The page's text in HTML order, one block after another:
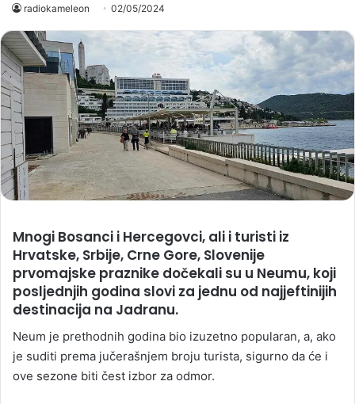
radiokameleon 02/05/2024
Mnogi Bosanci i Hercegovci, ali i turisti iz
Hrvatske, Srbije, Crne Gore, Slovenije
prvomajske praznike dočekali su u Neumu, koji
posljednjih godina slovi za jednu od najjeftinijih
destinacija na Jadranu.
Neum je prethodnih godina bio izuzetno popularan, a, ako
je suditi prema jučerašnjem broju turista, sigurno da će i
ove sezone biti čest izbor za odmor.